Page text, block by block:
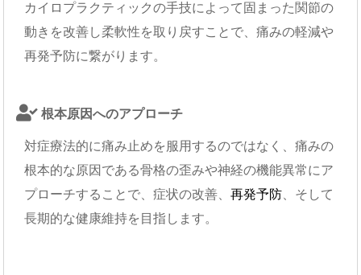
カイロプラクティックの手技によって固まった関節の
動きを改善し柔軟性を取り戻すことで、痛みの軽減や
再発予防に繋がります。
根本原因へのアプローチ
対症療法的に痛み止めを服用するのではなく、痛みの
根本的な原因である骨格の歪みや神経の機能異常にア
プローチすることで、症状の改善、 再発予防 、そして
長期的な健康維持を目指します。